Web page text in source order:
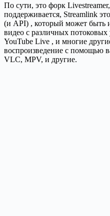
По сути, это форк
поддерживается, Streamlink
(и API) , который может быть
видео с различных потоковых
YouTube Live , и многие
воспроизведение с помощью
VLC, MPV, и другие.